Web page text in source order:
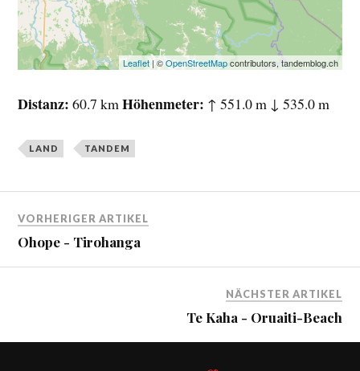
Leaflet| ©OpenStreetMapcontributors, tandemblog.ch
Distanz 60.7 kmHöhenmeter ↑ 551.0 m ↓ 535.0 m
LAND TANDEM
VORHERIGER ARTIKEL
Ohope - Tirohanga
NÄCHSTER ARTIKEL
Te Kaha - Oruaiti-Beach